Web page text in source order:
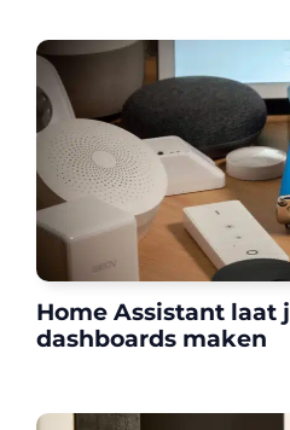
Home Assistant
dashboards maken